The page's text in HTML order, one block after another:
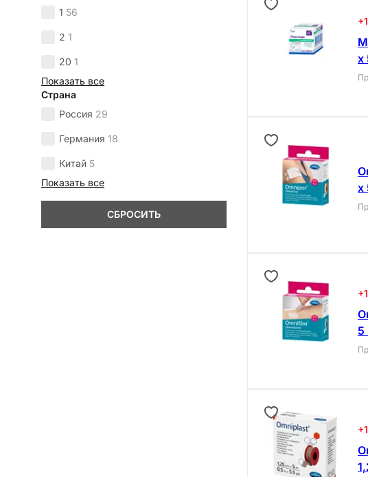
1 56
2 1
20 1
Показать все
Страна
Россия 29
Германия 18
Китай 5
Показать все
СБРОСИТЬ
+
х
х
+1
5
+1